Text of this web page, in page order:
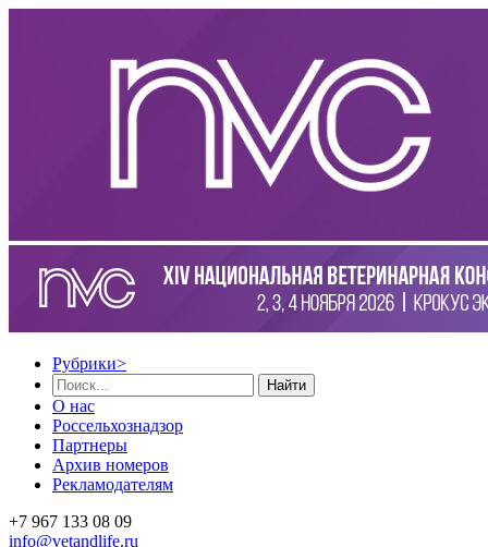
Рубрики>
Найти
О нас
Россельхознадзор
Партнеры
Архив номеров
Рекламодателям
+7 967 133 08 09
info@vetandlife.ru